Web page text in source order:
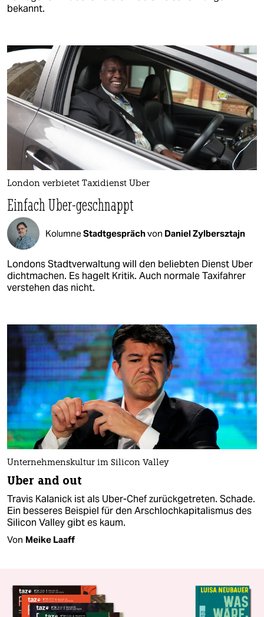
bekannt.
London verbietet Taxidienst Uber
Einfach Uber-geschnappt
KolumneStadtgesprächvon Daniel Zylbersztajn
Londons Stadtverwaltung will den beliebten Dienst Uber
dichtmachen. Es hagelt Kritik. Auch normale Taxifahrer
verstehen das nicht.
Unternehmenskultur im Silicon Valley
Uber and out
Travis Kalanick ist als Uber-Chef zurückgetreten. Schade.
Ein besseres Beispiel für den Arschlochkapitalismus des
Silicon Valley gibt es kaum.
Von Meike Laaff